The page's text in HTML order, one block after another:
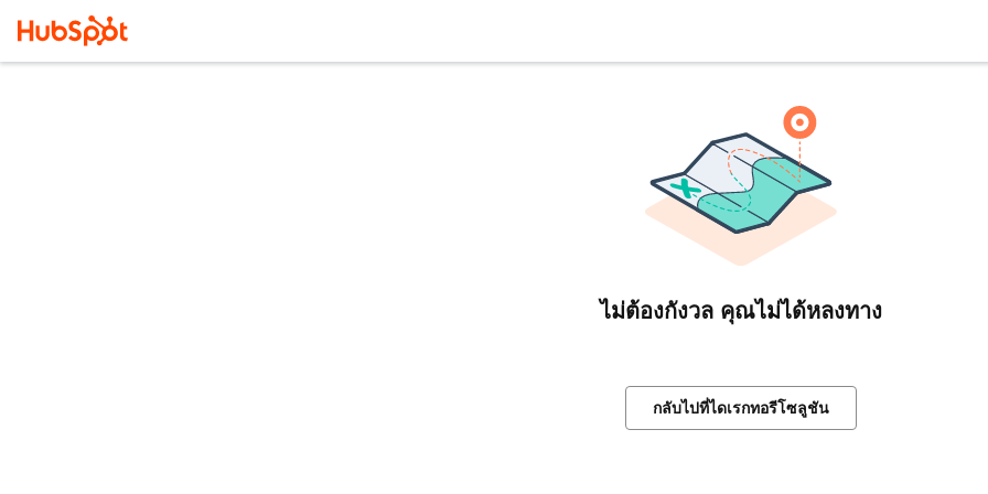
ไม่ต้องกังวล คุณไม่ได้หลงทาง
กลับไปที่ไดเรกทอรีโซลูชัน